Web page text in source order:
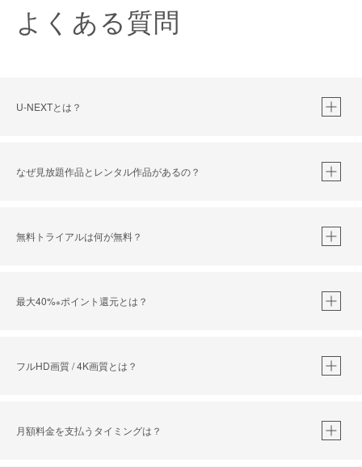
よくある質問
U-NEXTとは？
なぜ見放題作品とレンタル作品があるの？
無料トライアルは何が無料？
最大40%※ポイント還元とは？
※iOSアプリのUコイン決済による作品の購入 / レンタルは、20％のポイント還元です。
※ 還元の対象外となる決済方法や商品があります。くわしくは をご確認ください。
フルHD画質 / 4K画質とは？
月額料金を支払うタイミングは？